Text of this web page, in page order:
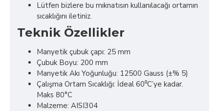
Lütfen bizlere bu mıknatısın kullanılacağı ortamın
sıcaklığını iletiniz.
Teknik Özellikler
Manyetik çubuk çapı: 25 mm
Çubuk Boyu: 200 mm
Manyetik Akı Yoğunluğu: 12500 Gauss (±% 5)
Çalışma Ortam Sıcaklığı: İdeal 60⁰C’ye kadar.
Maks 80°C
Malzeme: AISI304